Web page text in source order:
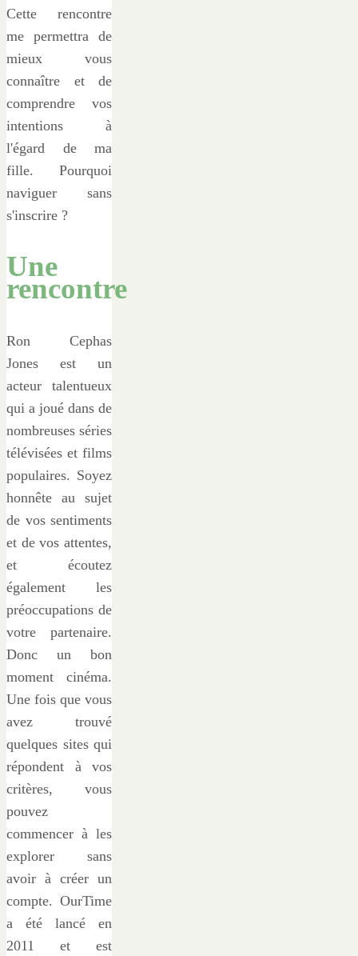
Cette rencontre
me permettra de
mieux vous
connaître et de
comprendre vos
intentions à
l'égard de ma
fille. Pourquoi
naviguer sans
s'inscrire ?
Une
rencontre
Ron Cephas
Jones est un
acteur talentueux
qui a joué dans de
nombreuses séries
télévisées et films
populaires. Soyez
honnête au sujet
de vos sentiments
et de vos attentes,
et écoutez
également les
préoccupations de
votre partenaire.
Donc un bon
moment cinéma.
Une fois que vous
avez trouvé
quelques sites qui
répondent à vos
critères, vous
pouvez
commencer à les
explorer sans
avoir à créer un
compte. OurTime
a été lancé en
2011 et est